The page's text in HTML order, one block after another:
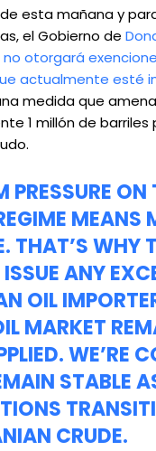
esta mañana y
el Gobierno de
otorgará
actualmente esté
medida que
1 millón de barriles
ON
MEANS
THAT’S WHY
ANY
OIL
MARKET
WE’RE
STABLE
CRUDE.